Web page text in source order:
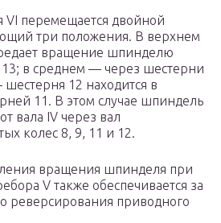
VI перемещается двойной
три положения. В верхнем
вращение шпинделю
в среднем — через шестерни
12 находится в
11. В этом случае шпиндель
вала IV через вал
колес 8, 9, 11 и 12.
вращения шпинделя при
V также обеспечивается за
реверсирования приводного